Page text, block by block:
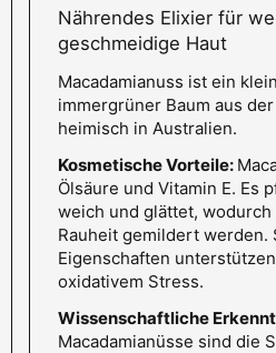
Nährendes Elixier für
geschmeidige Haut
Macadamianuss ist ein
immergrüner Baum aus
heimisch in Australien.
Kosmetische Vorteile:
Ölsäure und Vitamin E. Es
weich und glättet,
Rauheit gemildert werden.
Eigenschaften
oxidativem Stress.
Wissenschaftliche
Macadamianüsse sind die